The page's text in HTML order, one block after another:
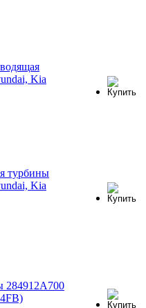
Kia
турбины
Kia
284912A700